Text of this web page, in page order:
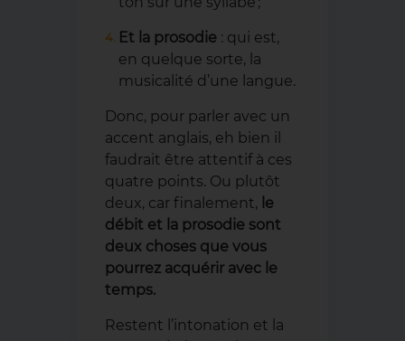
Et la prosodie : qui est,
en quelque sorte, la
musicalité d’une langue.
Donc, pour parler avec un
accent anglais, eh bien il
faudrait être attentif à ces
quatre points. Ou plutôt
deux, car finalement, le
débit et la prosodie sont
deux choses que vous
pourrez acquérir avec le
temps.
Restent l’intonation et la